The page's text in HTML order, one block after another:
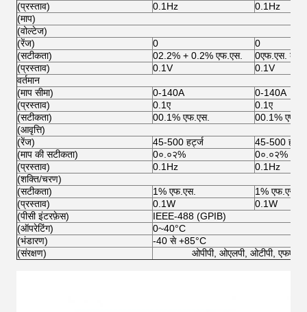
(प्रस्ताव)
0.1Hz
0.1Hz
(माप)
(वोल्टेज)
(रेंज)
0
0
(सटीकता)
02.2% + 0.2% एफ.एस.
0एफ.एस. का
(प्रस्ताव)
0.1V
0.1V
वर्तमान
(माप सीमा)
0-140A
0-140A
(प्रस्ताव)
0.1ए
0.1ए
(सटीकता)
00.1% एफ.एस.
00.1%
(आवृत्ति)
(रेंज)
45-500 हर्ट्ज
45-500 हर्ट्ज
(माप की सटीकता)
0०.०२%
0०.०२%
(प्रस्ताव)
0.1Hz
0.1Hz
(शक्ति/चरण)
(सटीकता)
1% एफ.एस.
1% एफ.एस.
(प्रस्ताव)
0.1W
0.1W
(पीसी इंटरफ़ेस)
IEEE-488 (GPIB)
(ऑपरेटिंग)
0~40°C
(भंडारण)
-40 से +85°C
(संरक्षण)
ओपीपी, ओएलपी, ओटीपी, एफएएन